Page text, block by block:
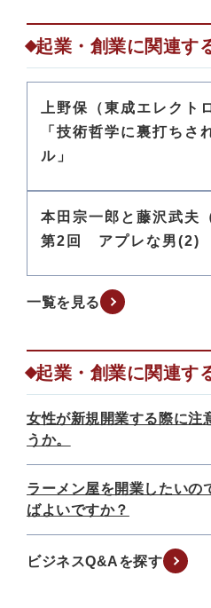
起業・創業に関連す
上野保（東成エレク
「技術哲学に裏打ちさ
ル」
本田宗一郎と藤沢武夫
第2回 アプレな男(2)
一覧を見る
起業・創業に関連す
女性が新規開業する際に注
うか。
ラーメン屋を開業したいの
ばよいですか？
ビジネスQ&Aを探す